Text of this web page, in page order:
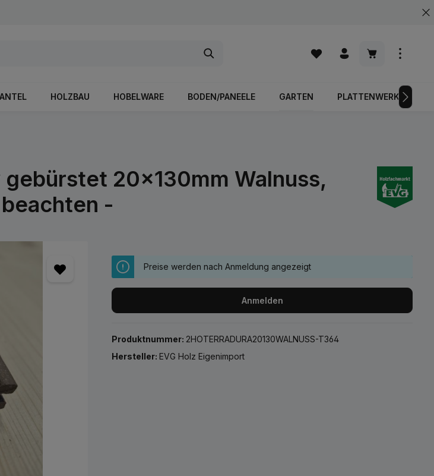
Warenkorb
HOLZBAU HOBELWARE BODEN/PANEELE GARTEN PLATTENWERKSTOFFE
20x130mm Walnuss,
-
Preise werden nach Anmeldung angezeigt
Anmelden
Produktnummer: 2HOTERRADURA20130WALNUSS-T364
Hersteller:EVG Holz Eigenimport